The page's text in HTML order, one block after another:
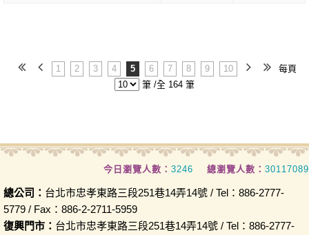
1 2 3 4 5 6 7 8 9 10
每頁
筆 /全 164 筆
今日瀏覽人數： 3246 總瀏覽人數： 30117089
總公司： 台北市忠孝東路三段251巷14弄14號 / Tel：886-2777-
5779 / Fax：886-2-2711-5959
復興門市： 台北市忠孝東路三段251巷14弄14號 / Tel：886-2777-